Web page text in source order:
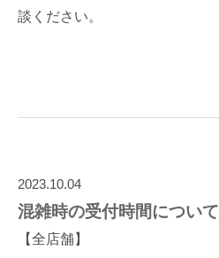
談ください。
2023.10.04
混雑時の受付時間について
【全店舗】